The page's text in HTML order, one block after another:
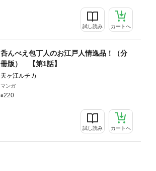
試し読み カートへ
呑んべえ包丁人のお江戸人情逸品！（分
冊版） 【第1話】
天ヶ江ルチカ
マンガ
220
試し読み カートへ